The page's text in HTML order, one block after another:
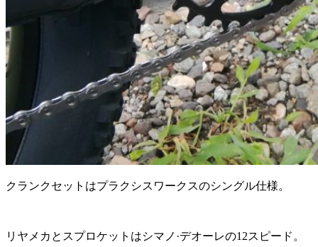
クランクセットはプラクシスワークスのシングル仕様。
リヤメカとスプロケットはシマノ·デオーレの12スピード。